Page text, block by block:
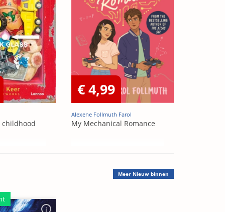
childhood
€ 4,99
Alexene Follmuth Farol
My Mechanical Romance
Meer Nieuw binnen